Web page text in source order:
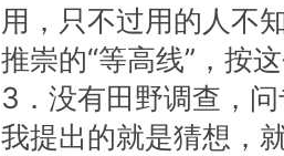
用，只不过用的人不
推崇的“等高线”，按
3．没有田野调查，
我提出的就是猜想，